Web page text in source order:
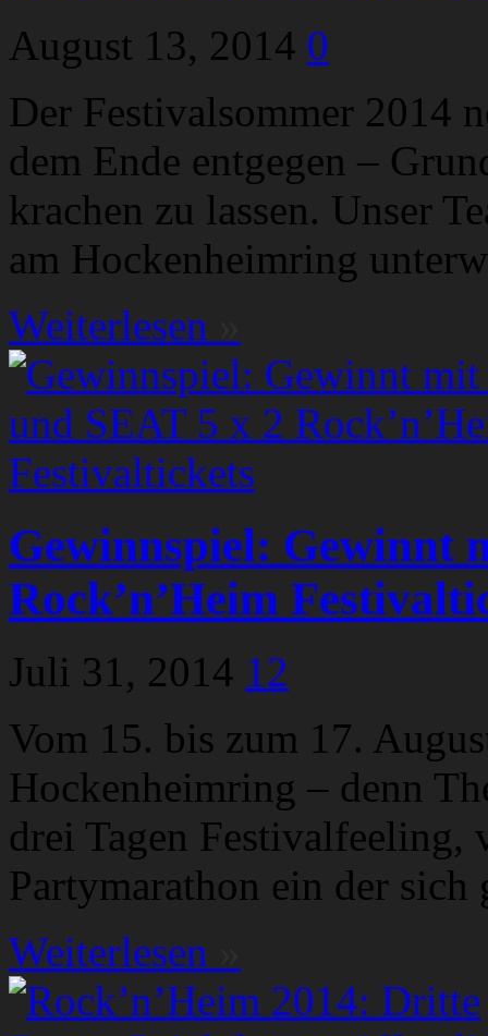
August 13, 2014 0
Der Festivalsommer 2014
dem Ende entgegen –
krachen zu lassen. Unser
am Hockenheimring
Weiterlesen
Gewinnspiel: Gewinnt
Rock’n’Heim
Juli 31, 2014 12
Vom 15. bis zum 17.
Hockenheimring – denn
drei Tagen
Partymarathon ein der sich
Weiterlesen